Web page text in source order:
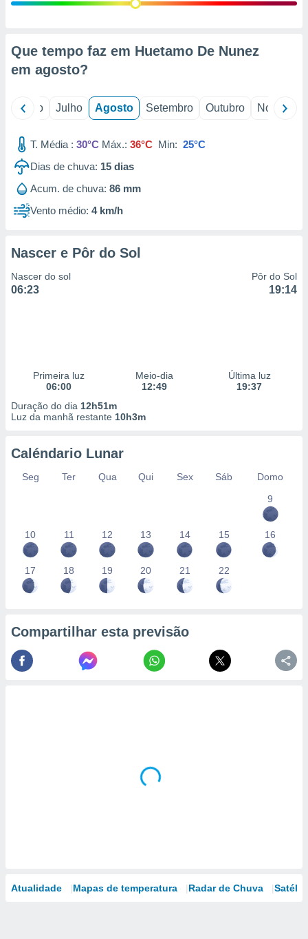
através
estudos
1199
Que tempo faz em Huetamo De Nunez
em agosto?
Junho Julho Agosto Setembro Outubro Novembro
T. Média : 30°C Máx.: 36°C Min: 25°C
Dias de chuva: 15 dias
Acum. de chuva: 86 mm
Vento médio: 4 km/h
Nascer e Pôr do Sol
Nascer do sol
06:23
Pôr do Sol
19:14
Primeira luz
06:00
Meio-dia
12:49
Última luz
19:37
Duração do dia 12h51m
Luz da manhã restante 10h3m
Caléndario Lunar
Seg Ter Qua Qui Sex Sáb
Domo
9
10 11 12 13 14 15 16
17 18 19 20 21 22
Compartilhar esta previsão
Atualidade Mapas de temperatura Radar de Chuva